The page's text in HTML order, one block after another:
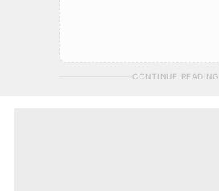
CONTINUE READING